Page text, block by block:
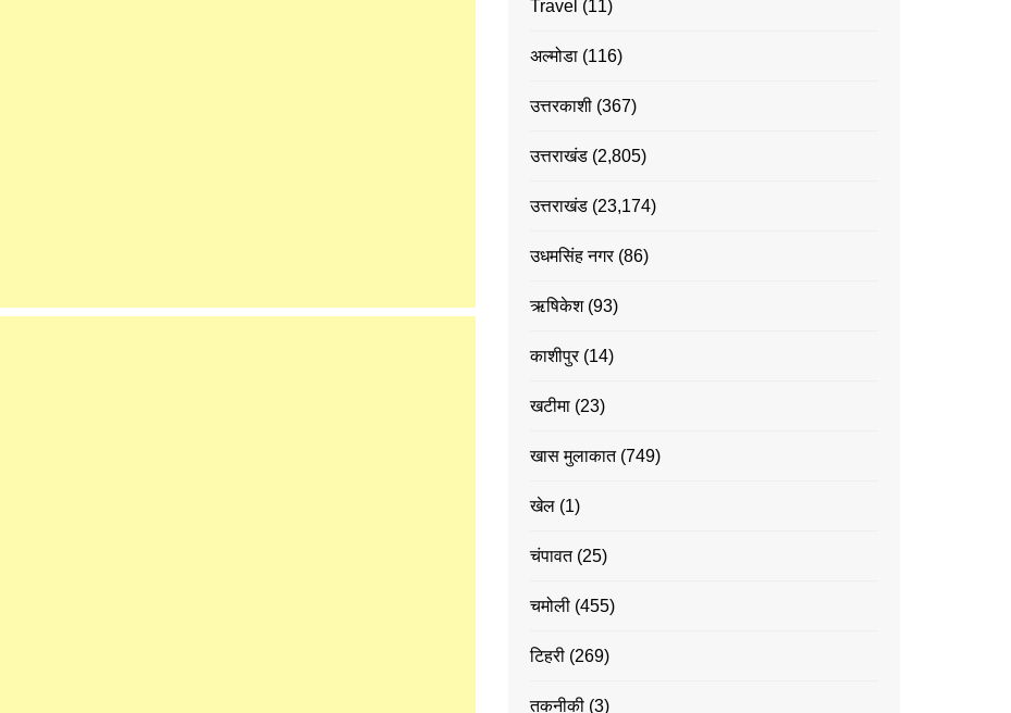
Travel (11)
अल्मोडा (116)
उत्तरकाशी (367)
उत्तराखंड (2,805)
उत्तराखंड (23,174)
उधमसिंह नगर(86)
ऋषिकेश(93)
काशीपुर(14)
खटीमा (23)
खास मुलाकात(749)
खेल (1)
चंपावत(25)
चमोली (455)
टिहरी (269)
तकनीकी (3)